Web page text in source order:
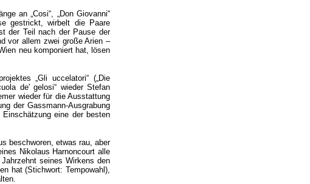
an „Cosi“, „Don Giovanni“
gestrickt, wirbelt die Paare
der Teil nach der Pause der
vor allem zwei große Arien –
neu komponiert hat, lösen
„Gli uccelatori“ („Die
de' gelosi“ wieder Stefan
wieder für die Ausstattung
der Gassmann-Ausgrabung
eine der besten
beschworen, etwas rau, aber
Nikolaus Harnoncourt alle
seines Wirkens den
hat (Stichwort: Tempowahl),